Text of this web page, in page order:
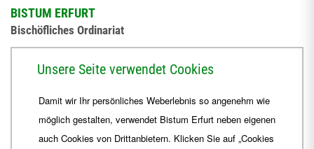
BISTUM ERFURT
Bischöfliches Ordinariat
+49 361 6572-444
ordinariat Bistum-Erfurt.de
Unsere Seite verwendet Cookies
Damit wir Ihr persönliches Weberlebnis so angenehm wie
möglich gestalten, verwendet Bistum Erfurt neben eigenen
auch Cookies von Drittanbietern. Klicken Sie auf „Cookies